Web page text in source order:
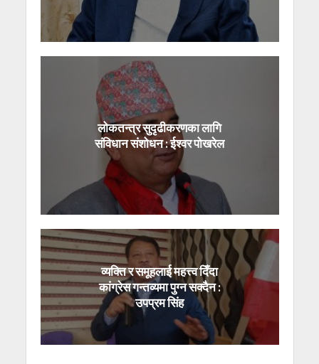
लोकतन्त्र सुदृढीकरणका लागि
संविधान संशोधन : ईश्वर पोखरेल
व्यक्ति र समूहलाई महत्त्व दिँदा
कांग्रेस गन्तव्यमा पुग्न सक्दैन :
उपप्रम सिंह